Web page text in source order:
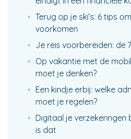
Terug op je ski’s: 6 tips
voorkomen
Je reis voorbereiden: de
Op vakantie met de
moet je denken?
Een kindje erbij: welke
moet je regelen?
Digitaal je verzekeringen
is dat